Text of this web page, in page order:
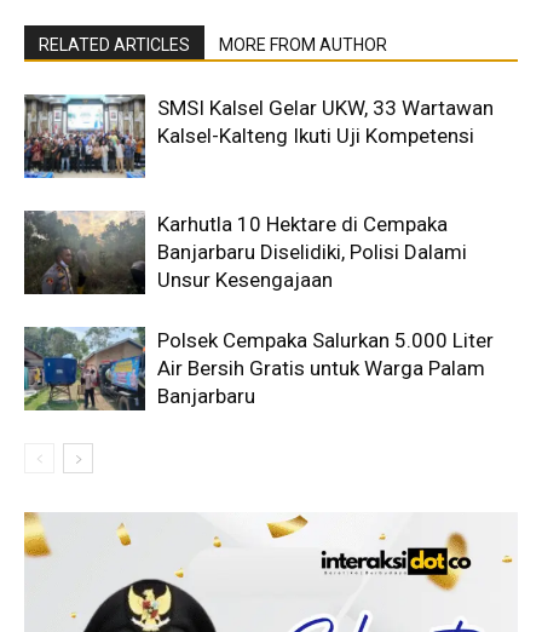
RELATED ARTICLES MORE FROM AUTHOR
SMSI Kalsel Gelar UKW, 33 Wartawan
Kalsel-Kalteng Ikuti Uji Kompetensi
Karhutla 10 Hektare di Cempaka
Banjarbaru Diselidiki, Polisi Dalami
Unsur Kesengajaan
Polsek Cempaka Salurkan 5.000 Liter
Air Bersih Gratis untuk Warga Palam
Banjarbaru